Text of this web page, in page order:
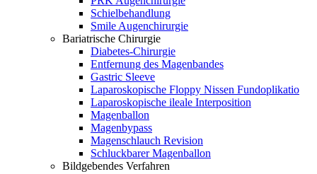
Schielbehandlung
Smile Augenchirurgie
Bariatrische Chirurgie
Diabetes-Chirurgie
Entfernung des Magenbandes
Gastric Sleeve
Laparoskopische Floppy Nissen Fundoplikatio
Laparoskopische ileale Interposition
Magenballon
Magenbypass
Magenschlauch Revision
Schluckbarer Magenballon
Bildgebendes Verfahren